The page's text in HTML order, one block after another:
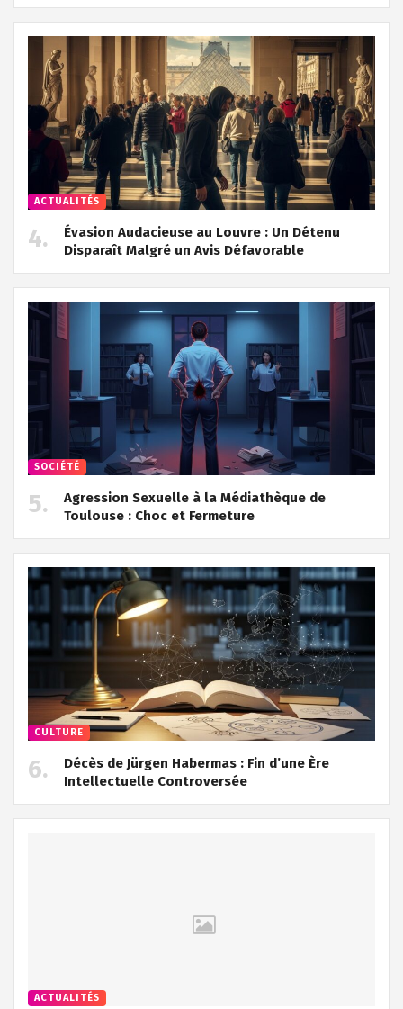
ACTUALITÉS
Évasion Audacieuse au Louvre : Un Détenu
Disparaît Malgré un Avis Défavorable
SOCIÉTÉ
Agression Sexuelle à la Médiathèque de
Toulouse : Choc et Fermeture
CULTURE
Décès de Jürgen Habermas : Fin d’une Ère
Intellectuelle Controversée
ACTUALITÉS